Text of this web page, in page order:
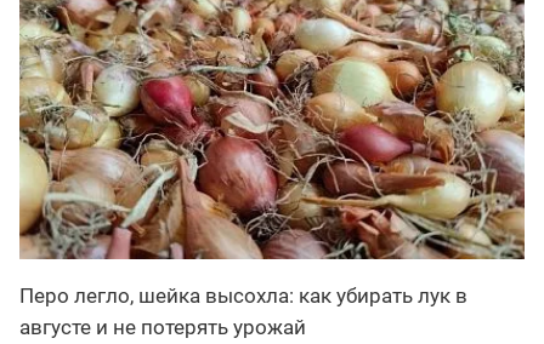
Перо легло, шейка высохла: как убирать лук в
августе и не потерять урожай